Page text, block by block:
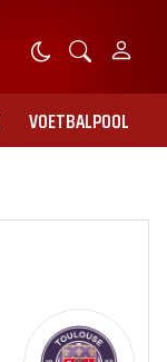
VOETBALPOOL